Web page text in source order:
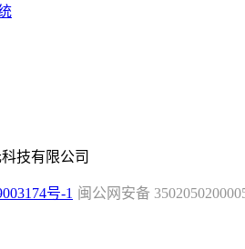
技有限公司
闽公网安备
号-1